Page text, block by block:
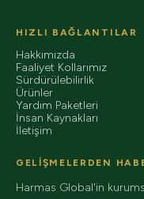
HIZLI BAĞLANTILAR
Hakkımızda
Faaliyet Kollarımız
Sürdürülebilirlik
Ürünler
Yardım Paketleri
İnsan Kaynakları
İletişim
GELIŞMELERDEN
Harmas Global'in